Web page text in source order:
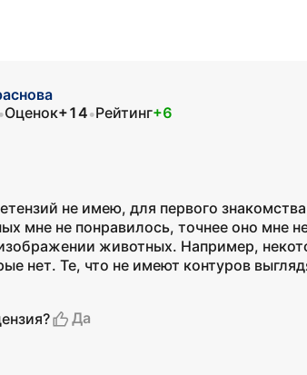
•Оценок+14•Рейтинг+6
не имею, для первого
мне не понравилось, точнее оно мне
животных. Например,
нет. Те, что не имеют контуров
Да